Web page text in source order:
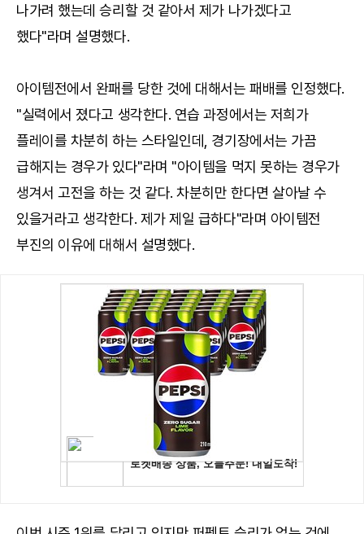
나가려 했는데 승리할 것 같아서 제가 나가겠다고
했다"라며 설명했다.
아이템전에서 완패를 당한 것에 대해서는 패배를 인정했다.
"실력에서 졌다고 생각한다. 연습 과정에서는 저희가
플레이를 차분히 하는 스타일인데, 경기장에서는 가끔
급해지는 경우가 있다"라며 "아이템을 먹지 못하는 경우가
생겨서 고전을 하는 것 같다. 차분히만 한다면 살아날 수
있을거라고 생각한다. 제가 제일 급하다"라며 아이템전
부진의 이유에 대해서 설명했다.